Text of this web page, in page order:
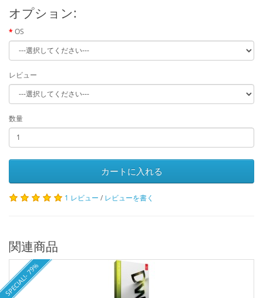
オプション:
OS
レビュー
数量
カートに入れる
1 レビュー / レビューを書く
関連商品
SPECIAL!- 79%